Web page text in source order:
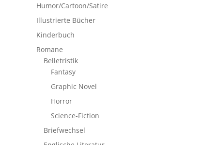
Humor/Cartoon/Satire
Illustrierte Bücher
Kinderbuch
Romane
Belletristik
Fantasy
Graphic Novel
Horror
Science-Fiction
Briefwechsel